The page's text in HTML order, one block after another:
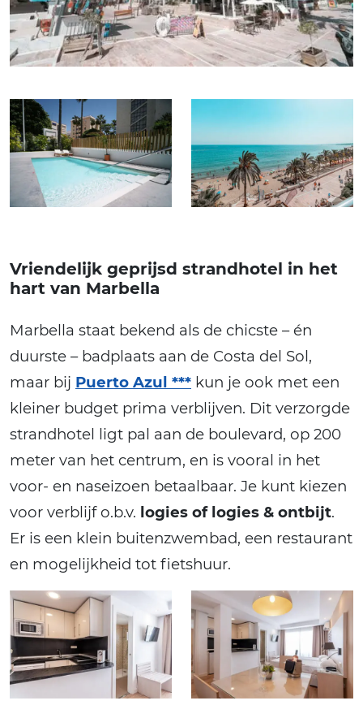
Vriendelijk geprijsd strandhotel in het
hart van Marbella
Marbella staat bekend als de chicste – én
duurste – badplaats aan de Costa del Sol,
maar bij Puerto Azul *** kun je ook met een
kleiner budget prima verblijven. Dit verzorgde
strandhotel ligt pal aan de boulevard, op 200
meter van het centrum, en is vooral in het
voor- en naseizoen betaalbaar. Je kunt kiezen
voor verblijf o.b.v. logies of logies & ontbijt.
Er is een klein buitenzwembad, een restaurant
en mogelijkheid tot fietshuur.